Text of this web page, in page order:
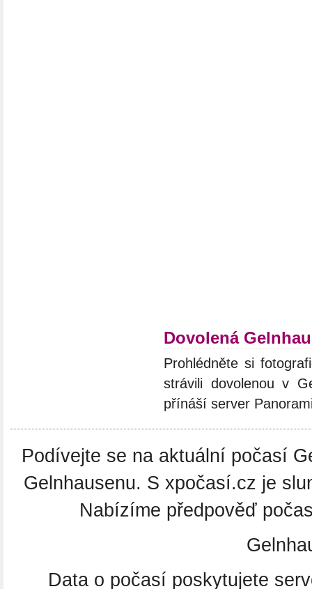
Dovolená
Prohlédněte si
strávili dovolenou v
přínáší server
Podívejte se na aktuální počasí
Gelnhausenu. S xpočasí.cz je
Nabízíme předpověď
Data o počasí poskytujete